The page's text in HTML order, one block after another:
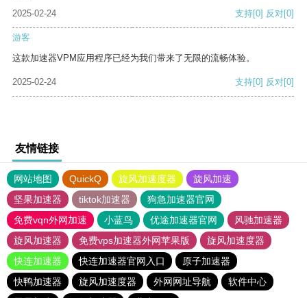
2025-02-24
支持[0] 反对[0]
游客
这款加速器VPM应用程序已经为我们带来了无限的流畅体验。
2025-02-24 支持[0] 反对[0]
友情链接
网站地图 QuickQ 旋风加速度器
旋风加速
坚果加速器
tiktok加速器
狗急加速器官网
免费vqn外网加速
小蓝鸟 优途加速器官网
风驰加速器
旋风加速器
免费vps加速器外网苹果版
旋风加速度器
快连加速器
快连加速器官网入口
原子加速器
快鸭加速器
旋风加速度器 外网网址导航
软件中心